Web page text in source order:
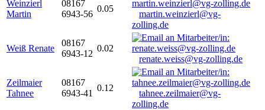
Weinzierl
Martin
08167
6943-56
0.05
martin.weinzierl@vg-
zolling.de
Weiß Renate
08167
6943-12
0.02
renate.weiss@vg-zolling.de
Zeilmaier
Tahnee
08167
6943-41
0.12
tahnee.zeilmaier@vg-
zolling.de